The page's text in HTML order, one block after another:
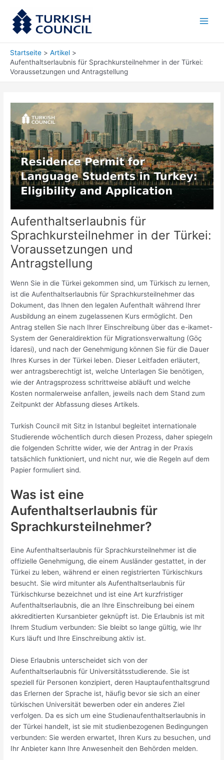
Inhalt
springen
Startseite
Artikel
Aufenthaltserlaubnis für Sprachkursteilnehmer in der Türkei:
Voraussetzungen und Antragstellung
Aufenthaltserlaubnis für
Sprachkursteilnehmer in der Türkei:
Voraussetzungen und
Antragstellung
Wenn Sie in die Türkei gekommen sind, um Türkisch zu lernen,
ist die Aufenthaltserlaubnis für Sprachkursteilnehmer das
Dokument, das Ihnen den legalen Aufenthalt während Ihrer
Ausbildung an einem zugelassenen Kurs ermöglicht. Den
Antrag stellen Sie nach Ihrer Einschreibung über das e-ikamet-
System der Generaldirektion für Migrationsverwaltung (Göç
İdaresi), und nach der Genehmigung können Sie für die Dauer
Ihres Kurses in der Türkei leben. Dieser Leitfaden erläutert,
wer antragsberechtigt ist, welche Unterlagen Sie benötigen,
wie der Antragsprozess schrittweise abläuft und welche
Kosten normalerweise anfallen, jeweils nach dem Stand zum
Zeitpunkt der Abfassung dieses Artikels.
Turkish Council mit Sitz in Istanbul begleitet internationale
Studierende wöchentlich durch diesen Prozess, daher spiegeln
die folgenden Schritte wider, wie der Antrag in der Praxis
tatsächlich funktioniert, und nicht nur, wie die Regeln auf dem
Papier formuliert sind.
Was ist eine
Aufenthaltserlaubnis für
Sprachkursteilnehmer?
Eine Aufenthaltserlaubnis für Sprachkursteilnehmer ist die
offizielle Genehmigung, die einem Ausländer gestattet, in der
Türkei zu leben, während er einen registrierten Türkischkurs
besucht. Sie wird mitunter als Aufenthaltserlaubnis für
Türkischkurse bezeichnet und ist eine Art kurzfristiger
Aufenthaltserlaubnis, die an Ihre Einschreibung bei einem
akkreditierten Kursanbieter geknüpft ist. Die Erlaubnis ist mit
Ihrem Studium verbunden: Sie bleibt so lange gültig, wie Ihr
Kurs läuft und Ihre Einschreibung aktiv ist.
Diese Erlaubnis unterscheidet sich von der
Aufenthaltserlaubnis für Universitätsstudierende. Sie ist
speziell für Personen konzipiert, deren Hauptaufenthaltsgrund
das Erlernen der Sprache ist, häufig bevor sie sich an einer
türkischen Universität bewerben oder ein anderes Ziel
verfolgen. Da es sich um eine Studienaufenthaltserlaubnis in
der Türkei handelt, ist sie mit studienbezogenen Bedingungen
verbunden: Sie werden erwartet, Ihren Kurs zu besuchen, und
Ihr Anbieter kann Ihre Anwesenheit den Behörden melden.